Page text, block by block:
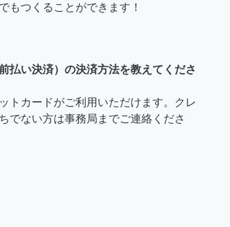
もつくることができます！
払い決済）の決済方法を教えてくださ
トカードがご利用いただけます。クレ
でない方は事務局までご連絡くださ